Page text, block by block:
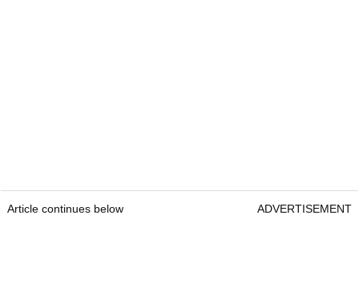
Article continues below ADVERTISEMENT